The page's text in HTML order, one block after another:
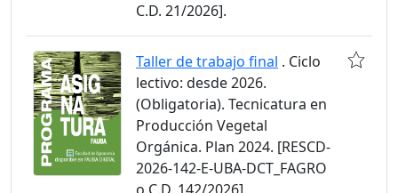
C.D. 21/2026].
Taller de trabajo final . Ciclo
lectivo: desde 2026.
(Obligatoria). Tecnicatura en
Producción Vegetal
Orgánica. Plan 2024. [RESCD-
2026-142-E-UBA-DCT_FAGRO